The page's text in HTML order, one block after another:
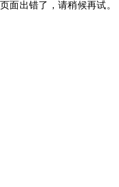
页面出错了，请稍候再试。